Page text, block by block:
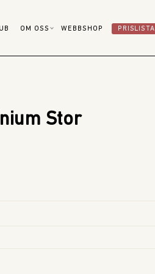
OM OSS WEBBSHOP PRISLISTA
Stor